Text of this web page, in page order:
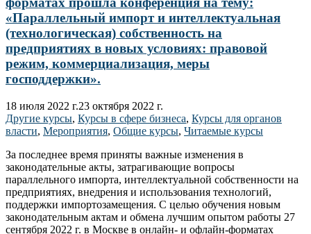
«Параллельный импорт и интеллектуальная
(технологическая) собственность на
предприятиях в новых условиях: правовой
режим, коммерциализация, меры
господдержки».
18 июля 2022 г.23 октября 2022 г.
Другие курсы, Курсы в сфере бизнеса, Курсы для органов
власти, Мероприятия, Общие курсы, Читаемые курсы
За последнее время приняты важные изменения в
законодательные акты, затрагивающие вопросы
параллельного импорта, интеллектуальной собственности на
предприятиях, внедрения и использования технологий,
поддержки импортозамещения. С целью обучения новым
законодательным актам и обмена лучшим опытом работы 27
сентября 2022 г. в Москве в онлайн- и офлайн-форматах